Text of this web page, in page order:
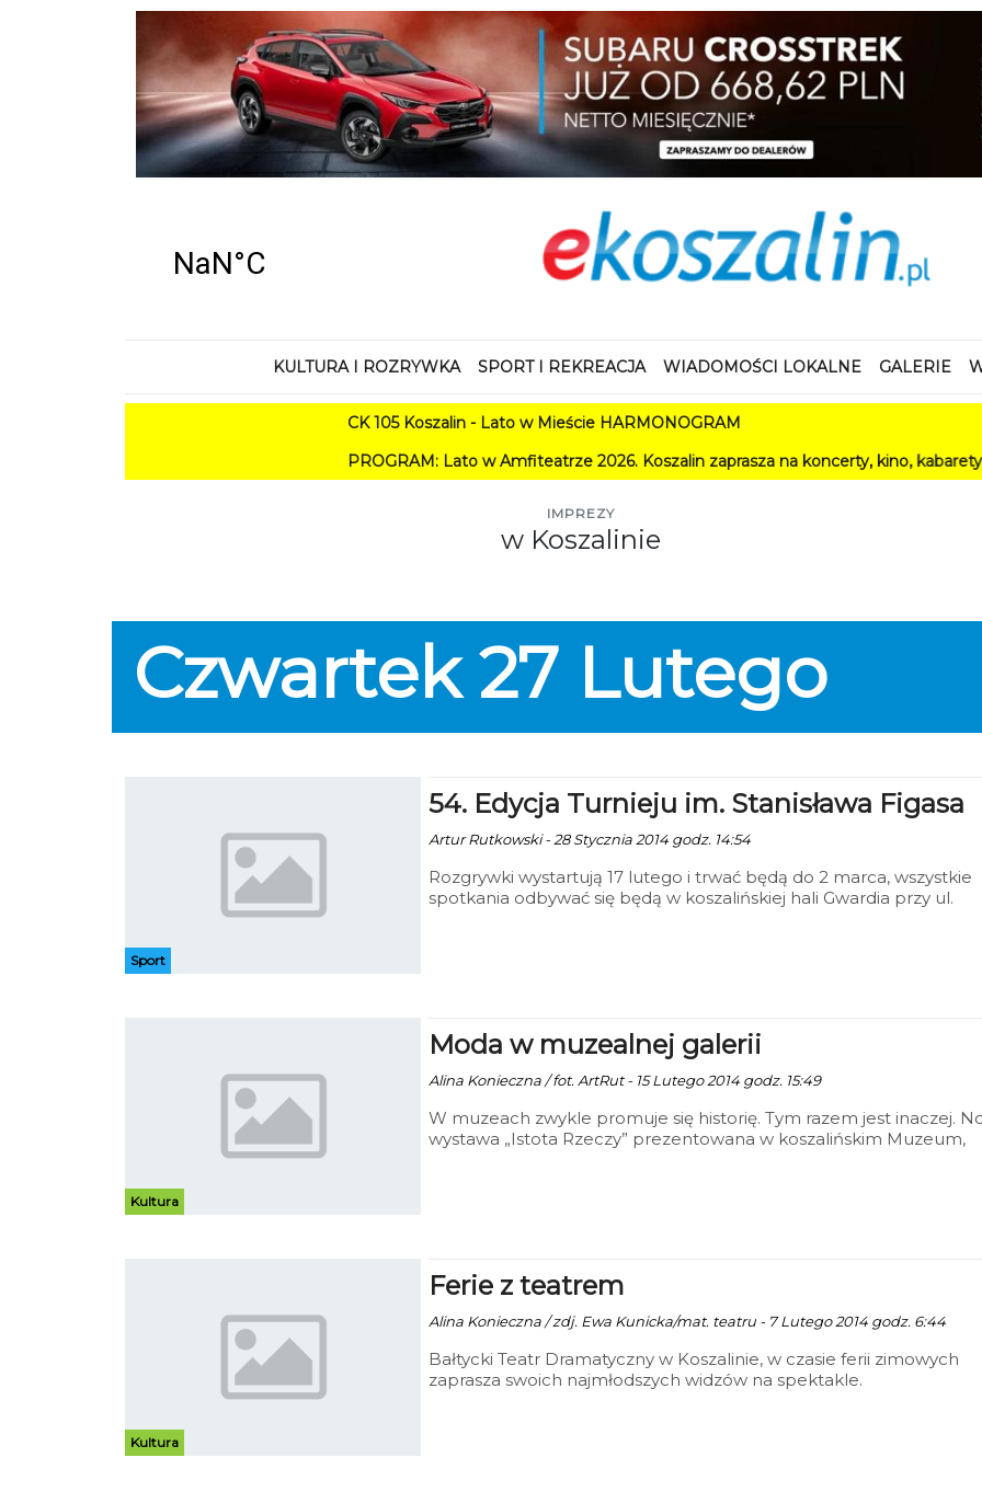
KULTURA I ROZRYWKA SPORT I REKREACJA WIADOMOŚCI LOKALNE GALERIE
CK 105 Koszalin - Lato w Mieście HARMONOGRAM
PROGRAM: Lato w Amfiteatrze 2026. Koszalin zaprasza na koncerty, kino, kabarety i
IMPREZY
w Koszalinie
Czwartek 27 Lutego
Sport
54. Edycja Turnieju im. Stanisława Figasa
Artur Rutkowski - 28 Stycznia 2014 godz. 14:54
Rozgrywki wystartują 17 lutego i trwać będą do 2 marca, wszystkie
spotkania odbywać się będą w koszalińskiej hali Gwardia przy ul.
Kultura
Moda w muzealnej galerii
Alina Konieczna / fot. ArtRut - 15 Lutego 2014 godz. 15:49
W muzeach zwykle promuje się historię. Tym razem jest inaczej.
wystawa „Istota Rzeczy” prezentowana w koszalińskim Muzeum,
Kultura
Ferie z teatrem
Alina Konieczna / zdj. Ewa Kunicka/mat. teatru - 7 Lutego 2014 godz. 6:44
Bałtycki Teatr Dramatyczny w Koszalinie, w czasie ferii zimowych
zaprasza swoich najmłodszych widzów na spektakle.